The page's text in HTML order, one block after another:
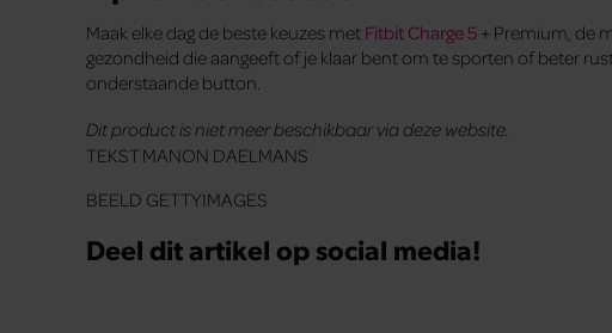
Maak elke dag de beste keuzes met Fitbit Charge 5 + Premium, de
gezondheid die aangeeft of je klaar bent om te sporten of beter
onderstaande button.
Dit product is niet meer beschikbaar via deze website.
TEKST MANON DAELMANS
BEELD GETTYIMAGES
Deel dit artikel op social media!